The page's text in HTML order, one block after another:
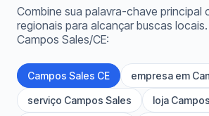
Combine sua palavra-chave principal
regionais para alcançar buscas
Campos Sales/CE:
Campos Sales CE empresa em
serviço Campos Sales loja